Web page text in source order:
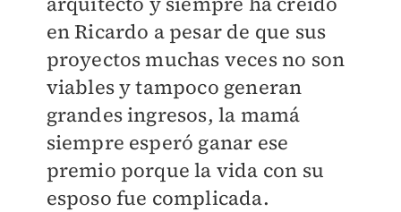
en Ricardo a pesar de que sus
proyectos muchas veces no son
viables y tampoco generan
grandes ingresos, la mamá
siempre esperó ganar ese
premio porque la vida con su
esposo fue complicada.